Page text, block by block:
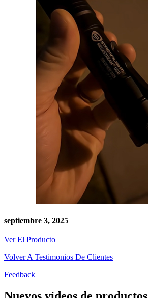
septiembre 3, 2025
Ver El Producto
Volver A Testimonios De Clientes
Feedback